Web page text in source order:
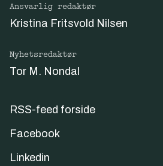
Ansvarlig redaktør
Kristina Fritsvold Nilsen
Nyhetsredaktør
Tor M. Nondal
RSS-feed forside
Facebook
Linkedin